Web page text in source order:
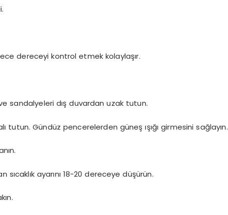
dereceyi kontrol etmek kolaylaşır.
sandalyeleri dış duvardan uzak tutun.
tutun. Gündüz pencerelerden güneş ışığı girmesini sağlayın.
sıcaklık ayarını 18-20 dereceye düşürün.